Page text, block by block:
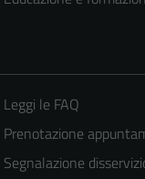
Leggi le FAQ
Prenotazione
Segnalazione